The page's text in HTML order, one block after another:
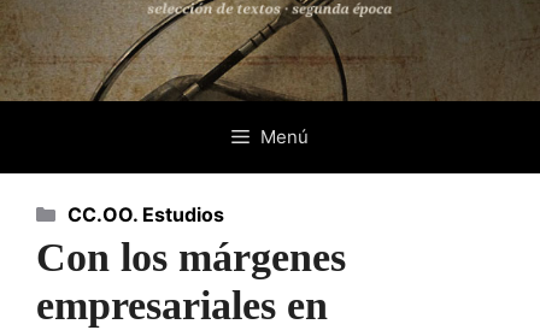
Menú
Con los márgenes
empresariales en
Categorías
CC.OO. Estudios